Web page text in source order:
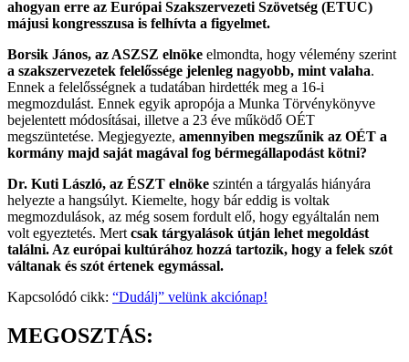
ahogyan erre az Európai Szakszervezeti Szövetség (ETUC)
májusi kongresszusa is felhívta a figyelmet.
Borsik János, az ASZSZ elnöke elmondta, hogy vélemény szerint
a szakszervezetek felelőssége jelenleg nagyobb, mint valaha.
Ennek a felelősségnek a tudatában hirdették meg a 16-i
megmozdulást. Ennek egyik apropója a Munka Törvénykönyve
bejelentett módosításai, illetve a 23 éve működő OÉT
megszüntetése. Megjegyezte, amennyiben megszűnik az OÉT a
kormány majd saját magával fog bérmegállapodást kötni?
Dr. Kuti László, az ÉSZT elnöke szintén a tárgyalás hiányára
helyezte a hangsúlyt. Kiemelte, hogy bár eddig is voltak
megmozdulások, az még sosem fordult elő, hogy egyáltalán nem
volt egyeztetés. Mert csak tárgyalások útján lehet megoldást
találni. Az európai kultúrához hozzá tartozik, hogy a felek szót
váltanak és szót értenek egymással.
Kapcsolódó cikk: “Dudálj” velünk akciónap!
MEGOSZTÁS: